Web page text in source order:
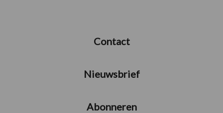
Contact
Nieuwsbrief
Abonneren